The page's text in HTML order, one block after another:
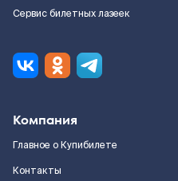
Сервис билетных лазеек
Компания
Главное о Купибилете
Контакты